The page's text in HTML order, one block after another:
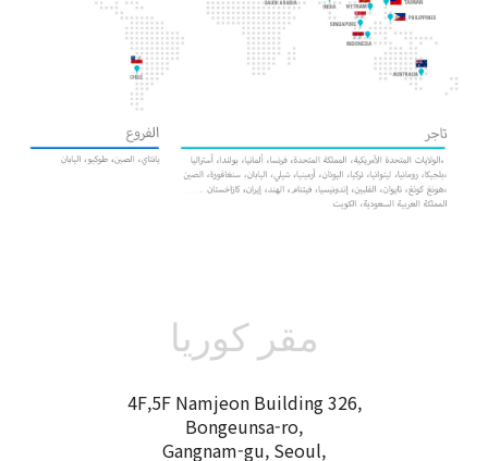
مقر كوريا
4F,5F Namjeon Building 326,
Bongeunsa-ro,
Gangnam-gu, Seoul,